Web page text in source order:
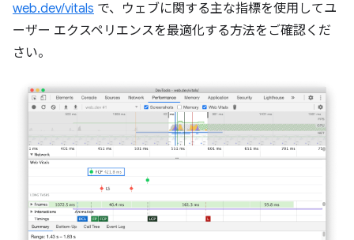
web.dev/vitals で、ウェブに関する主な指標を使用してユ
ーザー エクスペリエンスを最適化する方法をご確認くだ
さい。